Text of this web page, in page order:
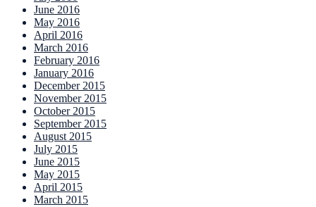
June 2016
May 2016
April 2016
March 2016
February 2016
January 2016
December 2015
November 2015
October 2015
September 2015
August 2015
July 2015
June 2015
May 2015
April 2015
March 2015